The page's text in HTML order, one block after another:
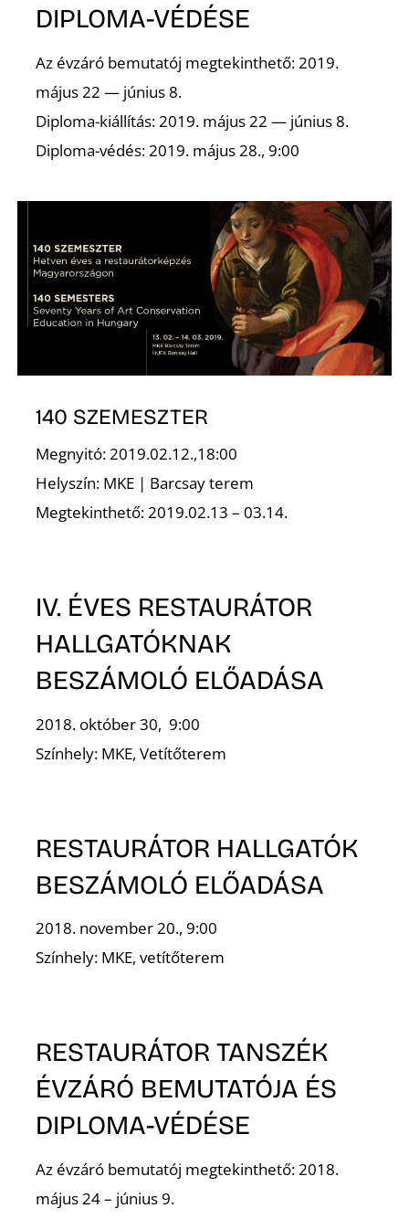
DIPLOMA-VÉDÉSE
Az évzáró bemutatój megtekinthető: 2019.
május 22 — június 8.
Diploma-kiállítás: 2019. május 22 — június 8.
Diploma-védés: 2019. május 28., 9:00
140 SZEMESZTER
Megnyitó: 2019.02.12.,18:00
Helyszín: MKE | Barcsay terem
Megtekinthető: 2019.02.13 – 03.14.
IV. ÉVES RESTAURÁTOR
HALLGATÓKNAK
BESZÁMOLÓ ELŐADÁSA
2018. október 30, 9:00
Színhely: MKE, Vetítőterem
RESTAURÁTOR HALLGATÓK
BESZÁMOLÓ ELŐADÁSA
2018. november 20., 9:00
Színhely: MKE, vetítőterem
RESTAURÁTOR TANSZÉK
ÉVZÁRÓ BEMUTATÓJA ÉS
DIPLOMA-VÉDÉSE
Az évzáró bemutatój megtekinthető: 2018.
május 24 – június 9.